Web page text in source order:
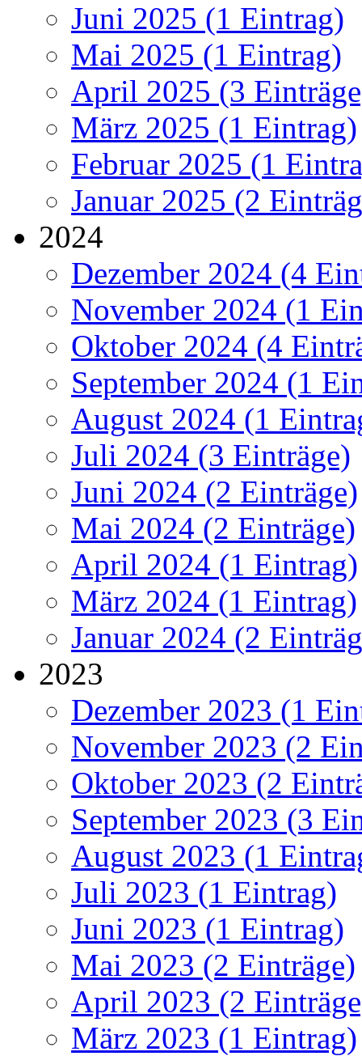
Juni 2025 (1 Eintrag)
Mai 2025 (1 Eintrag)
April 2025 (3
März 2025 (1 Eintrag)
Februar 2025 (1
Januar 2025 (2
2024
Dezember 2024 (4
November 2024 (1
Oktober 2024 (4
September 2024 (1
August 2024 (1
Juli 2024 (3 Einträge)
Juni 2024 (2 Einträge)
Mai 2024 (2 Einträge)
April 2024 (1 Eintrag)
März 2024 (1 Eintrag)
Januar 2024 (2
2023
Dezember 2023 (1
November 2023 (2
Oktober 2023 (2
September 2023 (3
August 2023 (1
Juli 2023 (1 Eintrag)
Juni 2023 (1 Eintrag)
Mai 2023 (2 Einträge)
April 2023 (2
März 2023 (1 Eintrag)